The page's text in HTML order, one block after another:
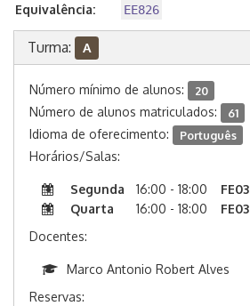
Equivalência: EE826
Turma: A
Número mínimo de alunos: 20
Número de alunos matriculados: 61
Idioma de oferecimento: Português
Horários/Salas:
Segunda 16:00 - 18:00
FE03
Quarta
16:00 - 18:00
FE03
Docentes:
Marco Antonio Robert Alves
Reservas: